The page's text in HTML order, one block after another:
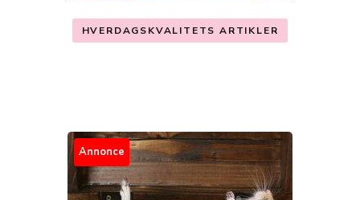
HVERDAGSKVALITETS ARTIKLER
Annonce